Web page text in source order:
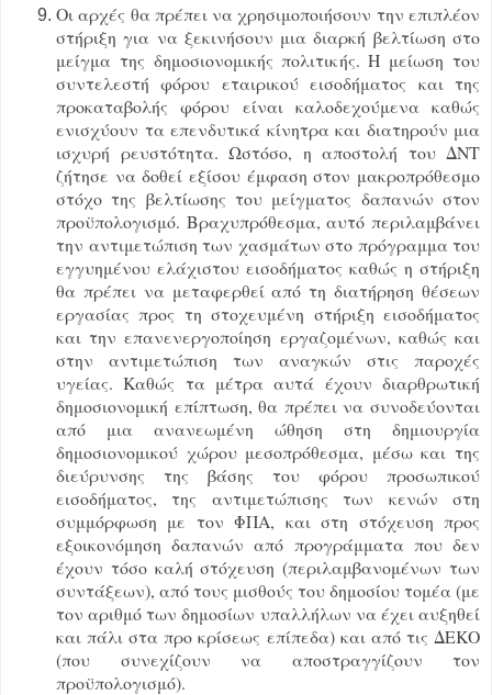
Οι αρχές θα πρέπει να χρησιμοποιήσουν την επιπλέον
στήριξη για να ξεκινήσουν μια διαρκή βελτίωση στο
μείγμα της δημοσιονομικής πολιτικής. H μείωση του
συντελεστή φόρου εταιρικού εισοδήματος και της
προκαταβολής φόρου είναι καλοδεχούμενα καθώς
ενισχύουν τα επενδυτικά κίνητρα και διατηρούν μια
ισχυρή ρευστότητα. Ωστόσο, η αποστολή του ΔΝΤ
ζήτησε να δοθεί εξίσου έμφαση στον μακροπρόθεσμο
στόχο της βελτίωσης του μείγματος δαπανών στον
προϋπολογισμό. Βραχυπρόθεσμα, αυτό περιλαμβάνει
την αντιμετώπιση των χασμάτων στο πρόγραμμα του
εγγυημένου ελάχιστου εισοδήματος καθώς η στήριξη
θα πρέπει να μεταφερθεί από τη διατήρηση θέσεων
εργασίας προς τη στοχευμένη στήριξη εισοδήματος
και την επανενεργοποίηση εργαζομένων, καθώς και
στην αντιμετώπιση των αναγκών στις παροχές
υγείας. Καθώς τα μέτρα αυτά έχουν διαρθρωτική
δημοσιονομική επίπτωση, θα πρέπει να συνοδεύονται
από μια ανανεωμένη ώθηση στη δημιουργία
δημοσιονομικού χώρου μεσοπρόθεσμα, μέσω και της
διεύρυνσης της βάσης του φόρου προσωπικού
εισοδήματος, της αντιμετώπισης των κενών στη
συμμόρφωση με τον ΦΠΑ, και στη στόχευση προς
εξοικονόμηση δαπανών από προγράμματα που δεν
έχουν τόσο καλή στόχευση (περιλαμβανομένων των
συντάξεων), από τους μισθούς του δημοσίου τομέα (με
τον αριθμό των δημοσίων υπαλλήλων να έχει αυξηθεί
και πάλι στα προ κρίσεως επίπεδα) και από τις ΔΕΚΟ
(που συνεχίζουν να αποστραγγίζουν τον
προϋπολογισμό).